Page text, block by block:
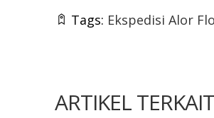
Tags: Ekspedisi Alor
ARTIKEL TERKAIT